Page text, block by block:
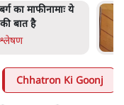
का माफीनामाः ये
बात है
Chhatron Ki Goonj